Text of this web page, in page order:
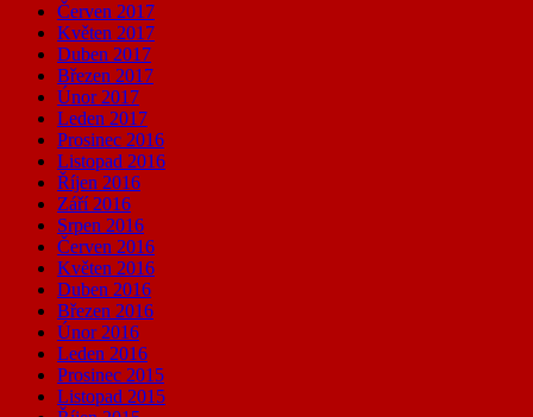
Červen 2017
Květen 2017
Duben 2017
Březen 2017
Únor 2017
Leden 2017
Prosinec 2016
Listopad 2016
Říjen 2016
Září 2016
Srpen 2016
Červen 2016
Květen 2016
Duben 2016
Březen 2016
Únor 2016
Leden 2016
Prosinec 2015
Listopad 2015